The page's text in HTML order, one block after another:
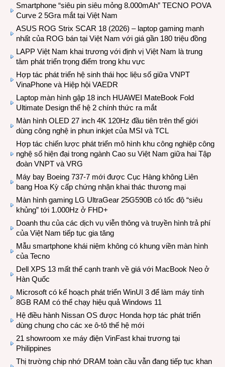
Smartphone “siêu pin siêu mỏng 8.000mAh” TECNO POVA
Curve 2 5Gra mắt tại Việt Nam
ASUS ROG Strix SCAR 18 (2026) – laptop gaming mạnh
nhất của ROG bán tại Việt Nam với giá gần 180 triệu đồng
LAPP Việt Nam khai trương với định vị Việt Nam là trung
tâm phát triển trọng điểm trong khu vực
Hợp tác phát triển hệ sinh thái học liệu số giữa VNPT
VinaPhone và Hiệp hội VAEDR
Laptop màn hình gập 18 inch HUAWEI MateBook Fold
Ultimate Design thế hệ 2 chính thức ra mắt
Màn hình OLED 27 inch 4K 120Hz đầu tiên trên thế giới
dùng công nghệ in phun inkjet của MSI và TCL
Hợp tác chiến lược phát triển mô hình khu công nghiệp công
nghệ số hiện đại trong ngành Cao su Việt Nam giữa hai Tập
đoàn VNPT và VRG
Máy bay Boeing 737-7 mới được Cục Hàng không Liên
bang Hoa Kỳ cấp chứng nhận khai thác thương mại
Màn hình gaming LG UltraGear 25G590B có tốc độ “siêu
khủng” tới 1.000Hz ở FHD+
Doanh thu của các dịch vụ viễn thông và truyền hình trả phí
của Việt Nam tiếp tục gia tăng
Mẫu smartphone khái niệm không có khung viền màn hình
của Tecno
Dell XPS 13 mất thế cạnh tranh về giá với MacBook Neo ở
Hàn Quốc
Microsoft có kế hoạch phát triển WinUI 3 để làm máy tính
8GB RAM có thể chạy hiệu quả Windows 11
Hệ điều hành Nissan OS được Honda hợp tác phát triển
dùng chung cho các xe ô-tô thế hệ mới
21 showroom xe máy điện VinFast khai trương tại
Philippines
Thị trường chip nhớ DRAM toàn cầu vẫn đang tiếp tục khan